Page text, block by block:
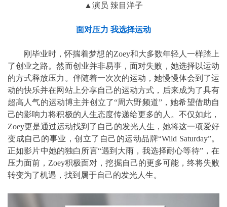
▲演员 辣目洋子
面对压力 我选择运动
刚毕业时，怀揣着梦想的Zoey和大多数年轻人一样踏上
了创业之路。然而创业并非易事，面对失败，她选择以运动
的方式释放压力。伴随着一次次的运动，她慢慢体会到了运
动的快乐并在网站上分享自己的运动方式，后来成为了具有
超高人气的运动博主并创立了“周六野频道”，她希望借助自
己的影响力将积极的人生态度传递给更多的人。不仅如此，
Zoey更是通过运动找到了自己的发光人生，她将这一项爱好
变成自己的事业，创立了自己的运动品牌“Wild Saturday”。
正如影片中她的独白所言“遇到大雨，我选择耐心等待”，在
压力面前，Zoey积极面对，挖掘自己的更多可能，终将失败
转变为了机遇，找到属于自己的发光人生。